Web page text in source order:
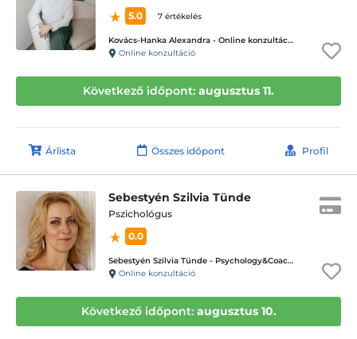
5.0
7 értékelés
Kovács-Hanka Alexandra - Online konzultáció
Online konzultáció
Következő időpont: augusztus 11.
Árlista Összes időpont Profil
Sebestyén Szilvia Tünde
Pszichológus
0.0
Sebestyén Szilvia Tünde - Psychology&Coaching - ICD terápiás magánpraxis
Online konzultáció
Következő időpont: augusztus 10.